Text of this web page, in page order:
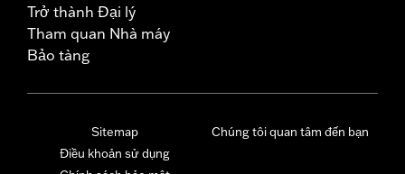
Trở thành Đại lý
Tham quan Nhà máy
Bảo tàng
Sitemap
Điều khoản sử dụng
Chúng tôi quan tâm đến bạn